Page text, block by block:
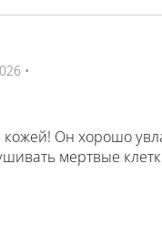
•
Он хорошо
мертвые